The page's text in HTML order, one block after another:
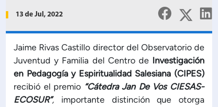
Capacitación Institucional
Estructura organizativa
Rector
Publicaciones
13 de Jul, 2022
Jaime Rivas Castillo director del Observatorio de
Juventud y Familia del Centro de Investigación
en Pedagogía y Espiritualidad Salesiana (CIPES)
recibió el premio “Cátedra Jan De Vos CIESAS-
ECOSUR”, importante distinción que otorga